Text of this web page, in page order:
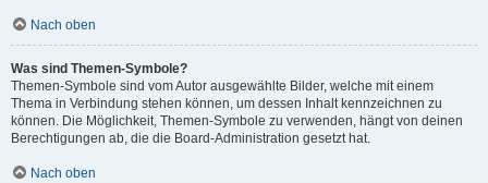
Nach oben
Was sind Themen-Symbole?
Themen-Symbole sind vom Autor ausgewählte Bilder, welche mit einem
Thema in Verbindung stehen können, um dessen Inhalt kennzeichnen zu
können. Die Möglichkeit, Themen-Symbole zu verwenden, hängt von deinen
Berechtigungen ab, die die Board-Administration gesetzt hat.
Nach oben